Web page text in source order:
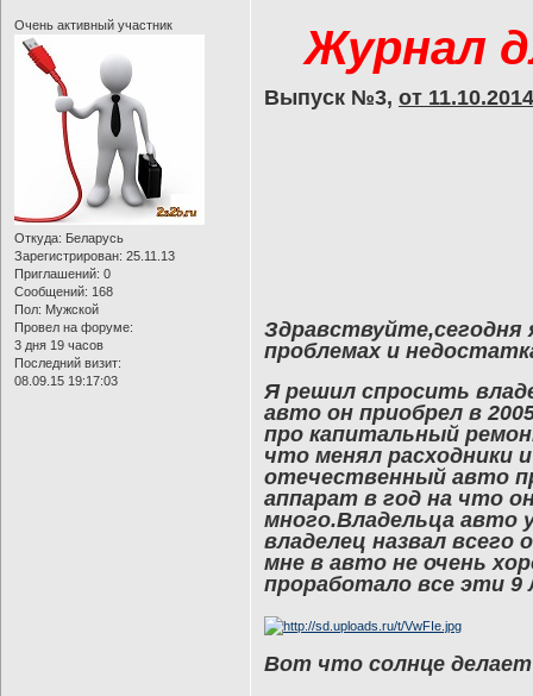
Очень активный участник
Откуда: Беларусь
Зарегистрирован: 25.11.13
Приглашений: 0
Сообщений: 168
Пол: Мужской
Провел на форуме:
3 дня 19 часов
Последний визит:
08.09.15 19:17:03
Журнал
Выпуск №3,от
Здравствуйте,сегодня
проблемах и
Я решил спросить
авто он приобрел в
про капитальный
что менял расходники
отечественный авто
аппарат в год на что
много.Владельца авто
владелец назвал
мне в авто не очень
проработало все эти 9
Вот что солнце